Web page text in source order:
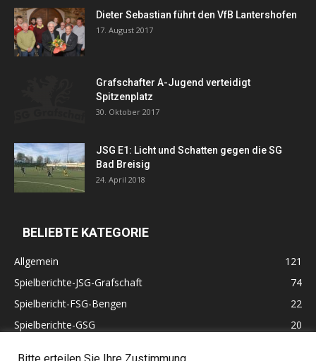
Dieter Sebastian führt den VfB Lantershofen
17. August 2017
Grafschafter A-Jugend verteidigt
Spitzenplatz
30. Oktober 2017
JSG E1: Licht und Schatten gegen die SG
Bad Breisig
24. April 2018
BELIEBTE KATEGORIE
Allgemein
121
Spielberichte-JSG-Grafschaft
74
Spielbericht-FSG-Bengen
22
Spielberichte-GSG
20